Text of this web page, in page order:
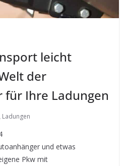
leicht
der
Ihre Ladungen
Ladungen
und etwas
Pkw mit